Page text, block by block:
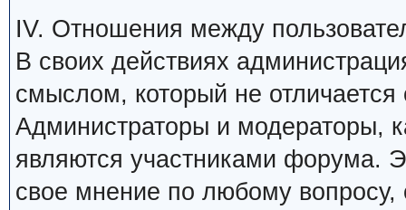
IV. Отношения между
В своих действиях
смыслом, который не отличается
Администраторы и модераторы,
являются участниками форума.
свое мнение по любому